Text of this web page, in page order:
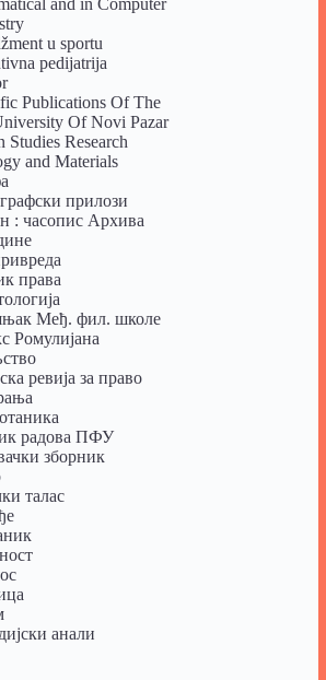
and in Computer
u sportu
pedijatrija
Publications Of The
Of Novi Pazar
Studies Research
and Materials
прилози
: часопис Архива
права
Међ. фил. школе
Ромулијана
ревија за право
радова ПФУ
зборник
талас
анали